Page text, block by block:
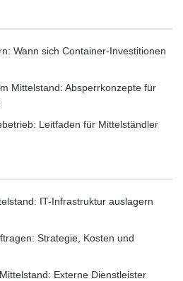
Der Mazda MX-5 RF
feierte Ende Juni beim
Speed in England seine
kommt Anfang 2017 auf
Europa
Wann sich Container-Investitionen
Mittelstand: Absperrkonzepte für
Leitfaden für Mittelständler
IT-Infrastruktur auslagern
Strategie, Kosten und
Externe Dienstleister